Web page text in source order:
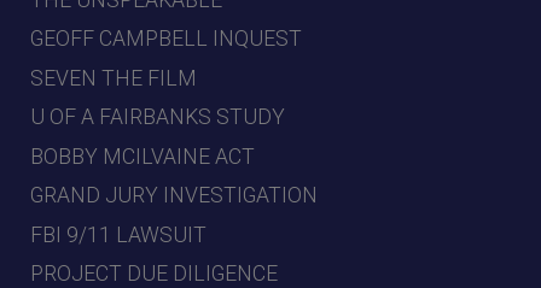
GEOFF CAMPBELL INQUEST
SEVEN THE FILM
U OF A FAIRBANKS STUDY
BOBBY MCILVAINE ACT
GRAND JURY INVESTIGATION
FBI 9/11 LAWSUIT
PROJECT DUE DILIGENCE